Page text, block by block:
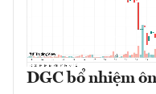
DGC bổ nhiệm